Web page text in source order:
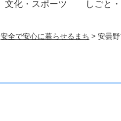
文化・スポーツ しごと
安全で安心に暮らせるまち > 安曇